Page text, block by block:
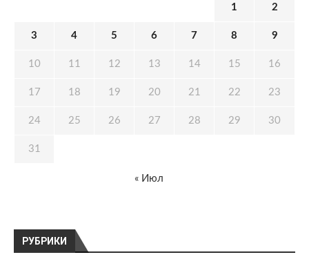
РУБРИКИ
1 2
3 4 5 6 7 8 9
10 11 12 13 14 15 16
17 18 19 20 21 22 23
24 25 26 27 28 29 30
31
« Июл